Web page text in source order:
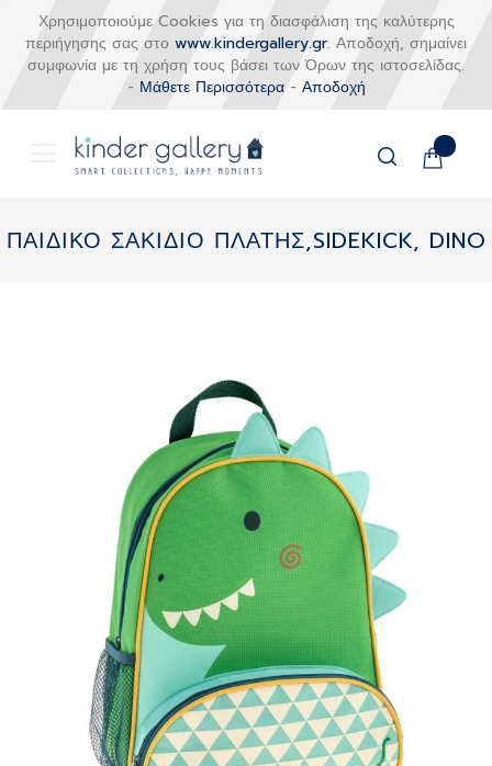
Χρησιμοποιούμε Cookies για τη διασφάλιση της καλύτερης
περιήγησης σας στο www.kindergallery.gr. Αποδοχή, σημαίνει
συμφωνία με τη χρήση τους βάσει των Όρων της ιστοσελίδας.
- Μάθετε Περισσότερα- Αποδοχή
Το
στο
περιεχόμενο
ΠΑΙΔΙΚΟ ΣΑΚΙΔΙΟ ΠΛΑΤΗΣ,SIDEKICK, DINO